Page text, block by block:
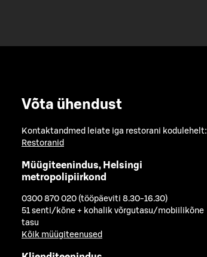
Võta ühendust
Kontaktandmed leiate iga restorani kodulehelt:
Restoranid
Müügiteenindus, Helsingi
metropolipiirkond
0300 870 020 (tööpäeviti 8.30-16.30)
51 senti/kõne + kohalik võrgutasu/mobiilikõne
tasu
Kõik müügiteenused